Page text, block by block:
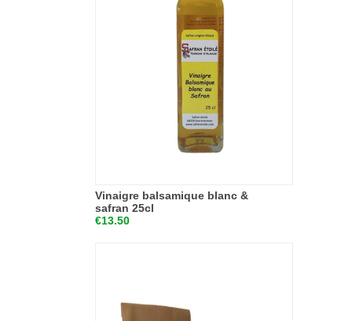
Vinaigre balsamique blanc &
safran 25cl
€13.50